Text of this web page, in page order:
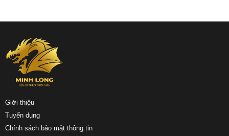
Giới thiệu
Tuyển dụng
Chính sách bảo mật thông tin